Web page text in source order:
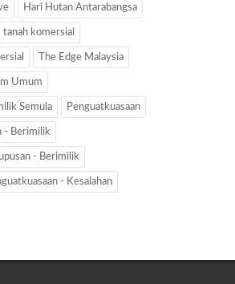
Hari Hutan Antarabangsa
tanah komersial
The Edge Malaysia
Umum
Semula Penguatkuasaan
- Berimilik
- Berimilik
- Kesalahan